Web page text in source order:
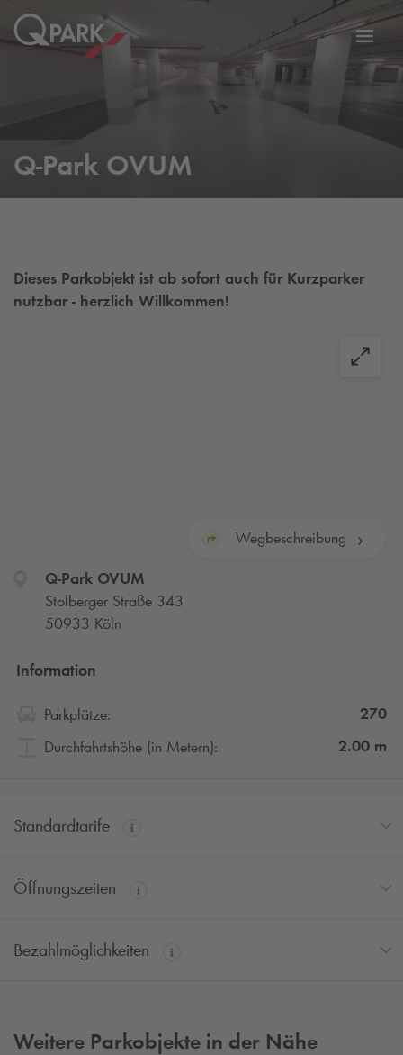
Zur
Q-Park OVUM
Dieses Parkobjekt ist ab sofort auch für Kurzparker
nutzbar - herzlich Willkommen!
Wegbeschreibung
Q-ParkOVUM
Stolberger Straße 343
50933 Köln
Information
Parkplätze:
270
Durchfahrtshöhe (in Metern):
2.00 m
Standardtarife
Öffnungszeiten
Bezahlmöglichkeiten
Weitere Parkobjekte in der Nähe